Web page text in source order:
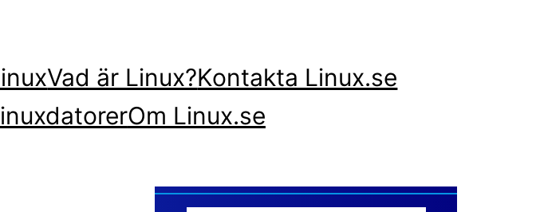
Vad är Linux?Kontakta Linux.se
Om Linux.se